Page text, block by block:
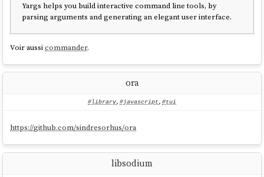
Yargs helps you build interactive command line tools, by
parsing arguments and generating an elegant user interface.
Voir aussicommander.
ora
#library, #javascript, #tui
https://github.com/sindresorhus/ora
libsodium